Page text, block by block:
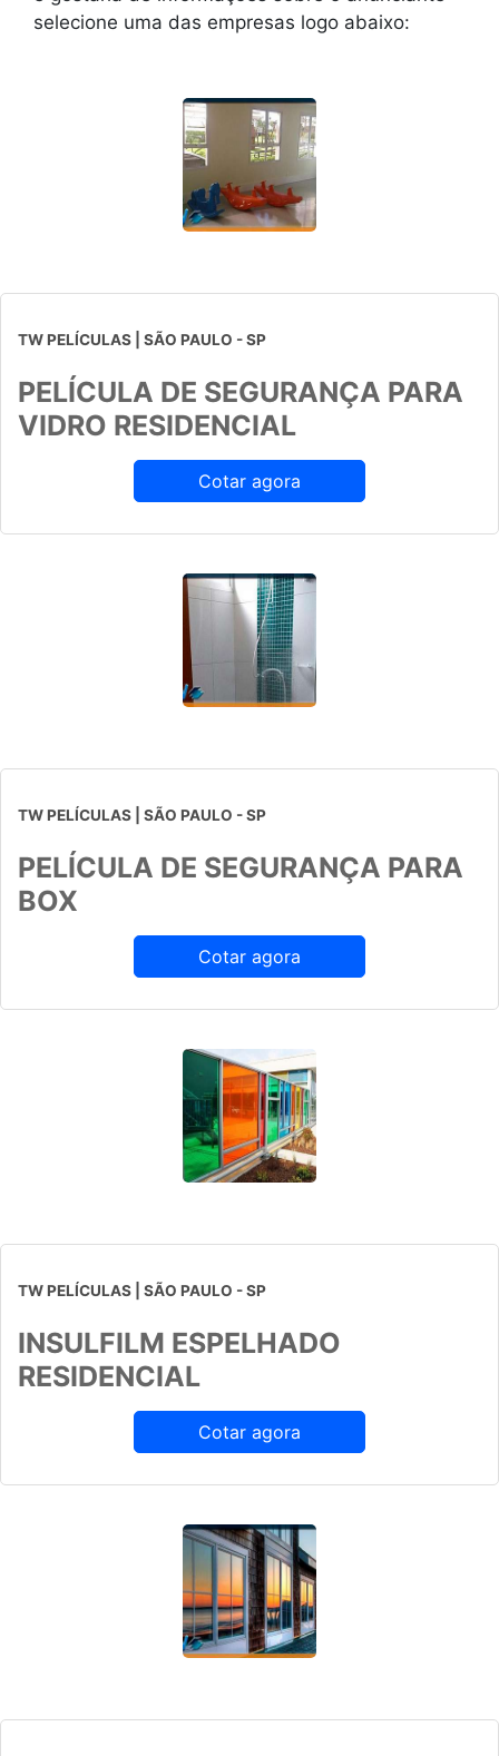
selecione uma das empresas logo abaixo:
TW PELÍCULAS | SÃO PAULO - SP
PELÍCULA DE SEGURANÇA PARA
VIDRO RESIDENCIAL
Cotar agora
TW PELÍCULAS | SÃO PAULO - SP
PELÍCULA DE SEGURANÇA PARA
BOX
Cotar agora
TW PELÍCULAS | SÃO PAULO - SP
INSULFILM ESPELHADO
RESIDENCIAL
Cotar agora